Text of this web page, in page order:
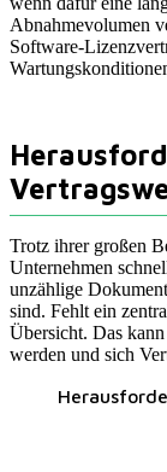
Abnahmevolumen
Software-
Trotz ihrer großen
Unternehmen
unzählige
sind. Fehlt ein
Übersicht. Das
werden und sich